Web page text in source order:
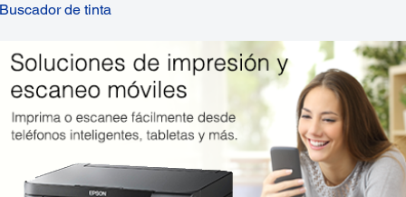
Buscador de tinta